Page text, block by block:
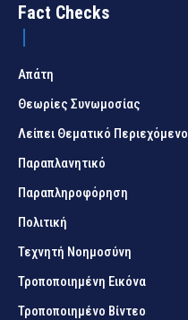
Fact Checks
Απάτη
Θεωρίες Συνωμοσίας
Λείπει Θεματικό Περιεχόμενο
Παραπλανητικό
Παραπληροφόρηση
Πολιτική
Τεχνητή Νοημοσύνη
Τροποποιημένη Εικόνα
Τροποποιημένο Βίντεο